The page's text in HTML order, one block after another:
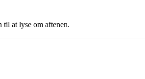
til at lyse om aftenen.